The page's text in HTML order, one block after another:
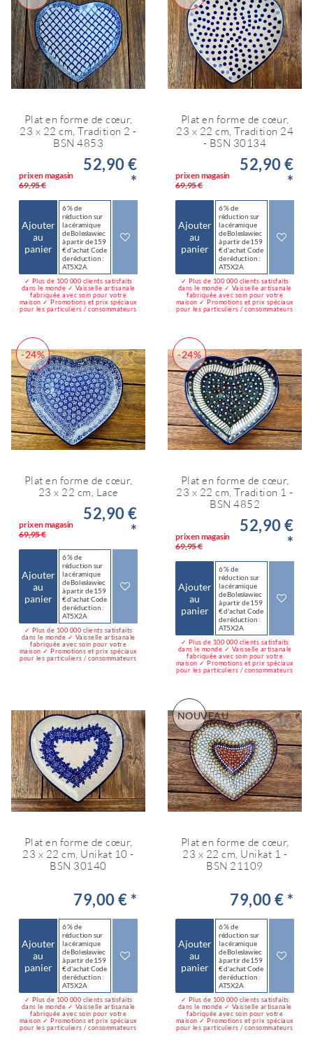
Plat en forme de cœur,
23 x 22 cm, Tradition 2 -
BSN 4853
prix en magasin
69,95 €
52,90 €
*
Ajouter
au
panier
6 % de
réduction sur
la céramique
de Bolesławiec
à partir de 159
€ d'achat Code
de réduction :
AT5X2A
✓ Plus de 100 000 clients satisfaits
dans le monde ✓ Vaisselle artisanale
fabriquée avec soin pour votre
maison ✓ Promotions et prix spéciaux
pour les particuliers / consommateurs
Plat en forme de cœur,
23 x 22 cm, Tradition 24
- BSN 30134
prix en magasin
69,95 €
52,90 €
*
Ajouter
au
panier
6 % de
réduction sur
la céramique
de Bolesławiec
à partir de 159
€ d'achat Code
de réduction :
AT5X2A
✓ Plus de 100 000 clients satisfaits
dans le monde ✓ Vaisselle artisanale
fabriquée avec soin pour votre
maison ✓ Promotions et prix spéciaux
pour les particuliers / consommateurs
-24%
Plat en forme de cœur,
23 x 22 cm, Lace
prix en magasin
69,95 €
52,90 €
*
Ajouter
au
panier
6 % de
réduction sur
la céramique
de Bolesławiec
à partir de 159
€ d'achat Code
de réduction :
AT5X2A
✓ Plus de 100 000 clients satisfaits
dans le monde ✓ Vaisselle artisanale
fabriquée avec soin pour votre
maison ✓ Promotions et prix spéciaux
pour les particuliers / consommateurs
-24%
Plat en forme de cœur,
23 x 22 cm, Tradition 1 -
BSN 4852
prix en magasin
69,95 €
52,90 €
*
Ajouter
au
panier
6 % de
réduction sur
la céramique
de Bolesławiec
à partir de 159
€ d'achat Code
de réduction :
AT5X2A
✓ Plus de 100 000 clients satisfaits
dans le monde ✓ Vaisselle artisanale
fabriquée avec soin pour votre
maison ✓ Promotions et prix spéciaux
pour les particuliers / consommateurs
Plat en forme de cœur,
23 x 22 cm, Unikat 10 -
BSN 30140
79,00 € *
Ajouter
au
panier
6 % de
réduction sur
la céramique
de Bolesławiec
à partir de 159
€ d'achat Code
de réduction :
AT5X2A
✓ Plus de 100 000 clients satisfaits
dans le monde ✓ Vaisselle artisanale
fabriquée avec soin pour votre
maison ✓ Promotions et prix spéciaux
pour les particuliers / consommateurs
NOUVEAU
Plat en forme de cœur,
23 x 22 cm, Unikat 1 -
BSN 21109
79,00 € *
Ajouter
au
panier
6 % de
réduction sur
la céramique
de Bolesławiec
à partir de 159
€ d'achat Code
de réduction :
AT5X2A
✓ Plus de 100 000 clients satisfaits
dans le monde ✓ Vaisselle artisanale
fabriquée avec soin pour votre
maison ✓ Promotions et prix spéciaux
pour les particuliers / consommateurs